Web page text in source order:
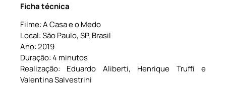
Ficha técnica
Filme: A Casa e o Medo
Local: São Paulo, SP, Brasil
Ano: 2019
Duração: 4 minutos
Realização: Eduardo Aliberti, Henrique Truffi e
Valentina Salvestrini